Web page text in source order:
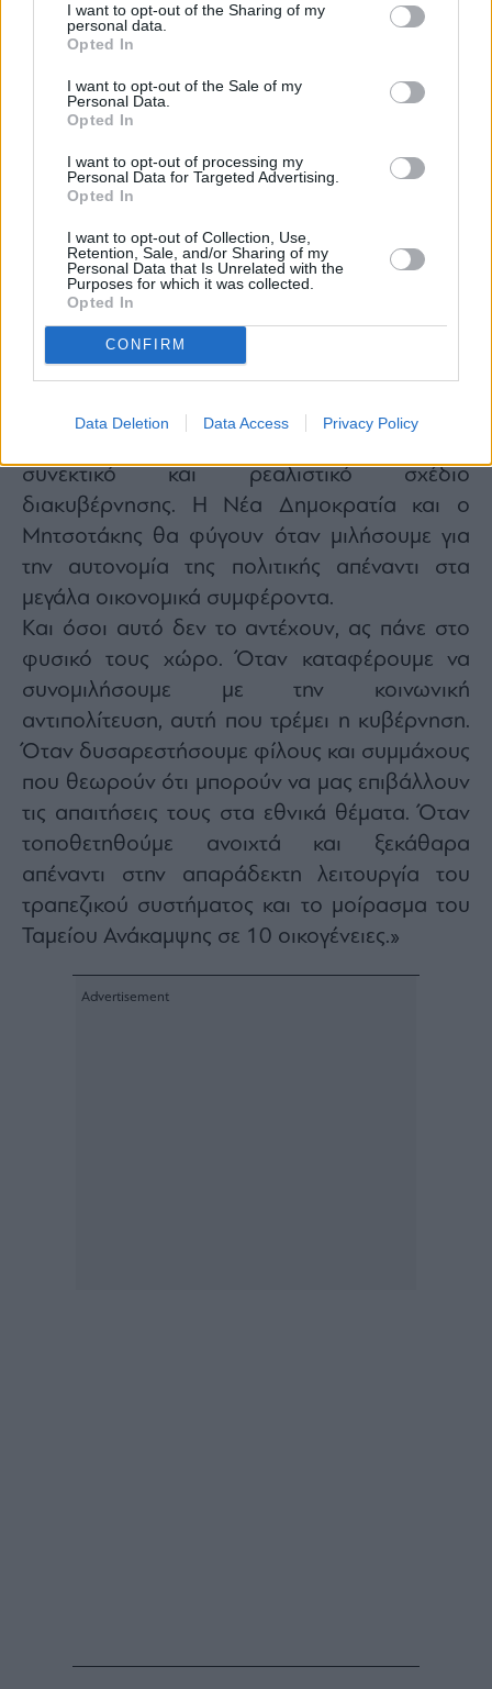
I want to opt-out of the Sharing of my
personal data.
Opted In
I want to opt-out of the Sale of my
Personal Data.
Opted In
I want to opt-out of processing my
Personal Data for Targeted Advertising.
Opted In
I want to opt-out of Collection, Use,
Retention, Sale, and/or Sharing of my
Personal Data that Is Unrelated with the
Purposes for which it was collected.
Opted In
CONFIRM
Data Deletion Data Access Privacy Policy
ζητήματα. Δεν θα φύγουν όσο
απευθυνόμαστε μόνο σε ένα συρρικνωμένο
κομματικό ακροατήριο, ένα διαρκώς
μειούμενο εκλογικό σώμα, στους συστημικούς
κατεστημένα.»
Πως θα φύγουν η Νέα Δημοκρατία και ο κ.
Μητσοτάκης εξήγησε ο κ. Κατρίνης «Η Νέα
Δημοκρατία και ο Μητσοτάκης θα φύγουν
όταν πούμε ξεκάθαρα για ποιους είμαστε εδώ,
με ποιους είμαστε. Και όταν καταστήσουμε
σαφές με ποιους δεν είμαστε. Η Νέα
Δημοκρατία και ο Μητσοτάκης θα φύγουν
όταν βρουν απέναντι τους μια μεγάλη
συνεκτικό και ρεαλιστικό σχέδιο
διακυβέρνησης. Η Νέα Δημοκρατία και ο
Μητσοτάκης θα φύγουν όταν μιλήσουμε για
την αυτονομία της πολιτικής απέναντι στα
μεγάλα οικονομικά συμφέροντα.
Και όσοι αυτό δεν το αντέχουν, ας πάνε στο
φυσικό τους χώρο. Όταν καταφέρουμε να
συνομιλήσουμε με την κοινωνική
αντιπολίτευση, αυτή που τρέμει η κυβέρνηση.
Όταν δυσαρεστήσουμε φίλους και συμμάχους
που θεωρούν ότι μπορούν να μας επιβάλλουν
τις απαιτήσεις τους στα εθνικά θέματα. Όταν
τοποθετηθούμε ανοιχτά και ξεκάθαρα
απέναντι στην απαράδεκτη λειτουργία του
τραπεζικού συστήματος και το μοίρασμα του
Ταμείου Ανάκαμψης σε 10 οικογένειες.»